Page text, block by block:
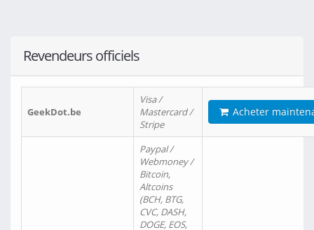
Revendeurs officiels
GeekDot.be
Visa /
Mastercard /
Stripe
Acheter
Paypal /
Webmoney /
Bitcoin,
Altcoins
(BCH, BTG,
CVC, DASH,
DOGE, EOS,